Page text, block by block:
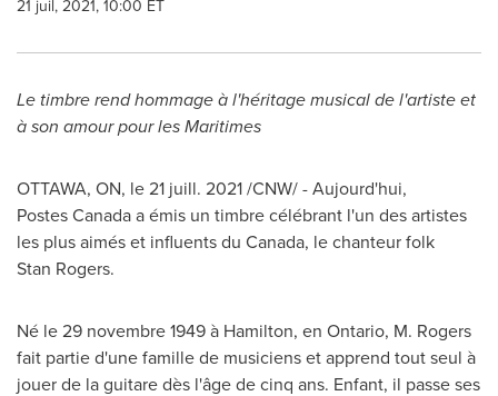
21 juil, 2021, 10:00 ET
Le timbre rend hommage à l'héritage musical de l'artiste et
à son amour pour les Maritimes
OTTAWA, ON, le 21 juill. 2021 /CNW/ - Aujourd'hui,
Postes Canada a émis un timbre célébrant l'un des artistes
les plus aimés et influents du Canada, le chanteur folk
Stan Rogers.
Né le 29 novembre 1949 à Hamilton, en Ontario, M. Rogers
fait partie d'une famille de musiciens et apprend tout seul à
jouer de la guitare dès l'âge de cinq ans. Enfant, il passe ses